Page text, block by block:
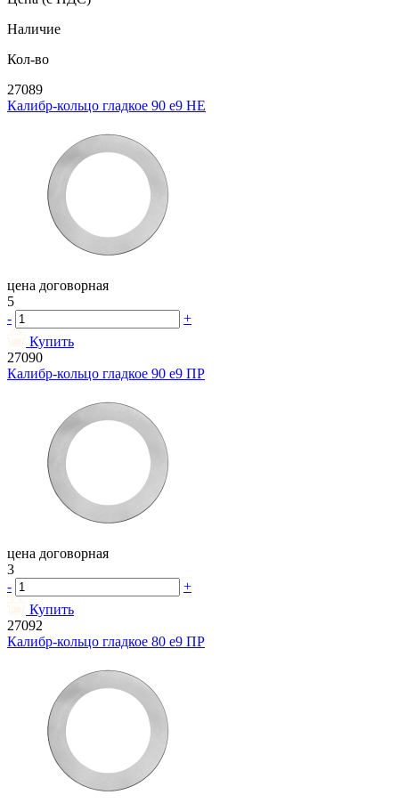
Наличие
Кол-во
27089
Калибр-кольцо гладкое 90 e9 НЕ
цена договорная
5
-
+
Купить
27090
Калибр-кольцо гладкое 90 e9 ПР
цена договорная
3
-
+
Купить
27092
Калибр-кольцо гладкое 80 e9 ПР